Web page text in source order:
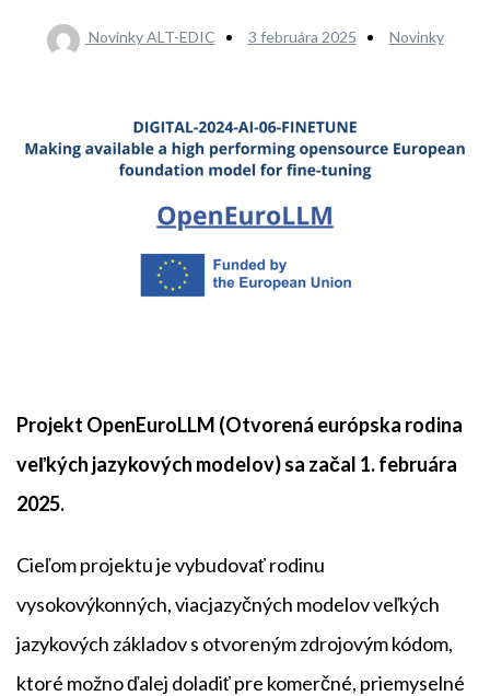
Novinky ALT-EDIC 3 februára 2025 Novinky
Projekt OpenEuroLLM (Otvorená európska rodina
veľkých jazykových modelov) sa začal 1. februára
2025.
Cieľom projektu je vybudovať rodinu
vysokovýkonných, viacjazyčných modelov veľkých
jazykových základov s otvoreným zdrojovým kódom,
ktoré možno ďalej doladiť pre komerčné, priemyselné